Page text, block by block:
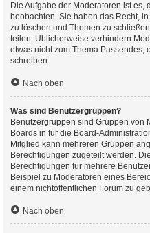
Die Aufgabe der Moderatoren ist es,
beobachten. Sie haben das Recht,
zu löschen und Themen zu
teilen. Üblicherweise verhindern
etwas nicht zum Thema Passendes,
schreiben.
Nach oben
Was sind Benutzergruppen?
Benutzergruppen sind Gruppen von
Boards in für die Board-
Mitglied kann mehreren Gruppen
Berechtigungen zugeteilt werden.
Berechtigungen für mehrere
Beispiel zu Moderatoren eines
einem nichtöffentlichen Forum zu
Nach oben